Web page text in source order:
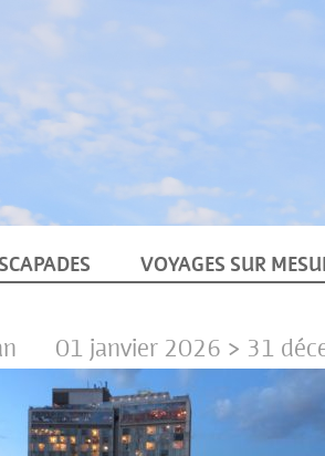
VOYAGES SUR
01 janvier 2026 > 31